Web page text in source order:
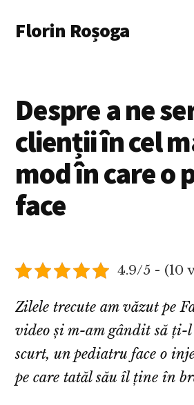
main
menu
Florin Roșoga
Despre a ne
clienții în cel
mod în care o
face
4.9/5 - (10
Zilele trecute am văzut pe
video și m-am gândit să ți-l
scurt, un pediatru face o
pe care tatăl său îl ține în